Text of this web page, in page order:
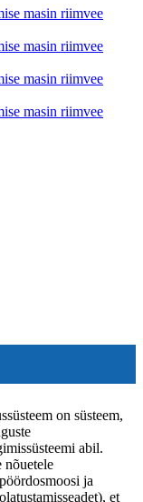
on süsteem,
abil.
nõuetele
ja
et